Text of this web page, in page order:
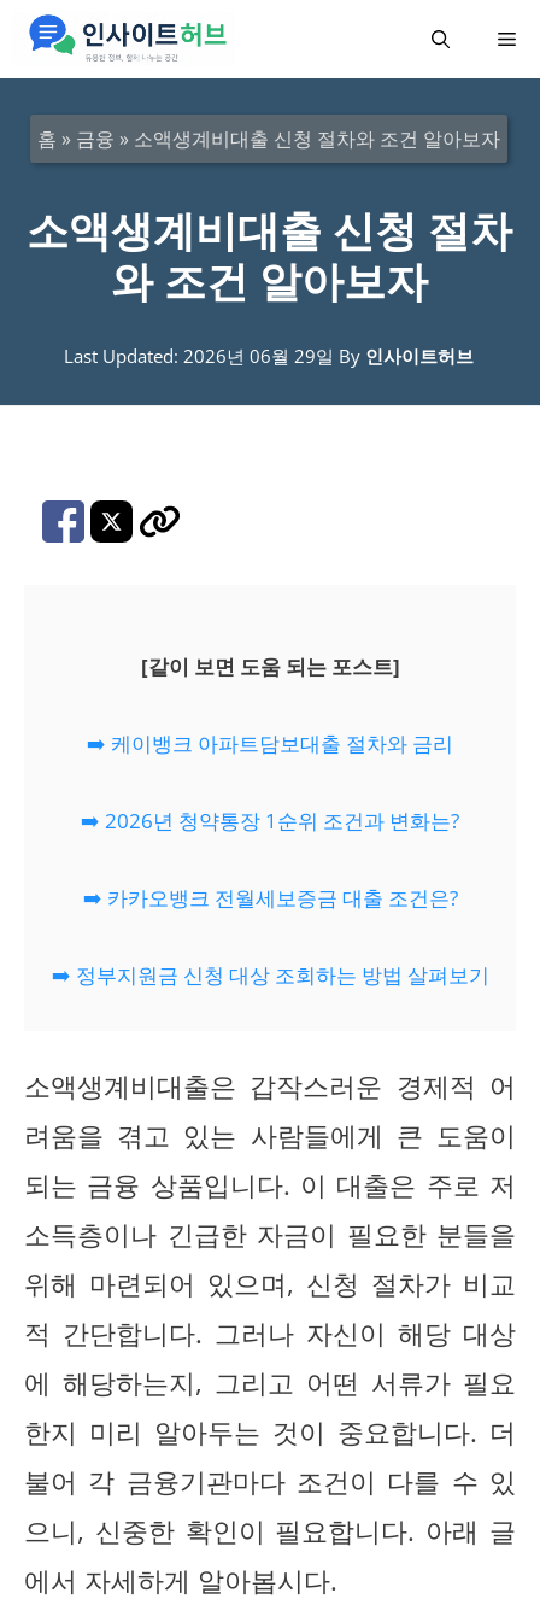
메
홈 » 금융 » 소액생계비대출 신청 절차와 조건 알아보자
소액생계비대출 신청 절차
와 조건 알아보자
Last Updated: 2026년 06월 29일 By 인사이트허브
[같이 보면 도움 되는 포스트]
➡️ 케이뱅크 아파트담보대출 절차와 금리
➡️ 2026년 청약통장 1순위 조건과 변화는?
➡️ 카카오뱅크 전월세보증금 대출 조건은?
➡️ 정부지원금 신청 대상 조회하는 방법 살펴보기
소액생계비대출은 갑작스러운 경제적 어
려움을 겪고 있는 사람들에게 큰 도움이
되는 금융 상품입니다. 이 대출은 주로 저
소득층이나 긴급한 자금이 필요한 분들을
위해 마련되어 있으며, 신청 절차가 비교
적 간단합니다. 그러나 자신이 해당 대상
에 해당하는지, 그리고 어떤 서류가 필요
한지 미리 알아두는 것이 중요합니다. 더
불어 각 금융기관마다 조건이 다를 수 있
으니, 신중한 확인이 필요합니다. 아래 글
에서 자세하게 알아봅시다.